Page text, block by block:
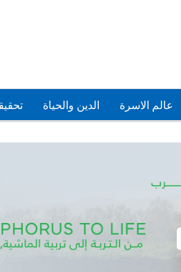
عالم الاسرة الدين والحياة